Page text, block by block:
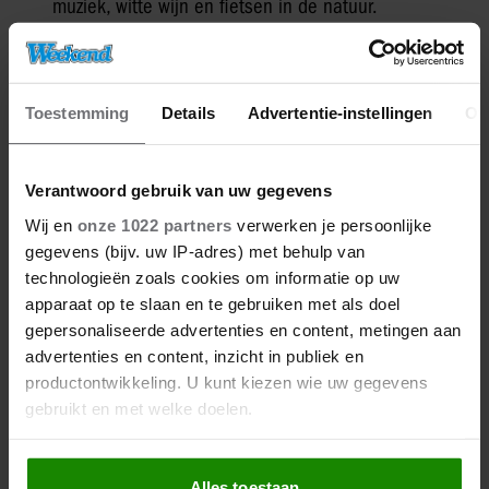
Toestemming Details Advertentie-instellingen
Verantwoord gebruik van uw gegevens
Wij en onze 1022 partners verwerken je persoonlijke
gegevens (bijv. uw IP-adres) met behulp van
technologieën zoals cookies om informatie op uw
apparaat op te slaan en te gebruiken met als doel
gepersonaliseerde advertenties en content, metingen aan
advertenties en content, inzicht in publiek en
productontwikkeling. U kunt kiezen wie uw gegevens
gebruikt en met welke doelen.
Als u het toestaat, willen we ook graag:
muziek, witte wijn en fietsen in de natuur.
Meer van Denise
27/04/2026
DE KONING IS JARIG: DEZE
PORTRETTEN VAN WILLEM-